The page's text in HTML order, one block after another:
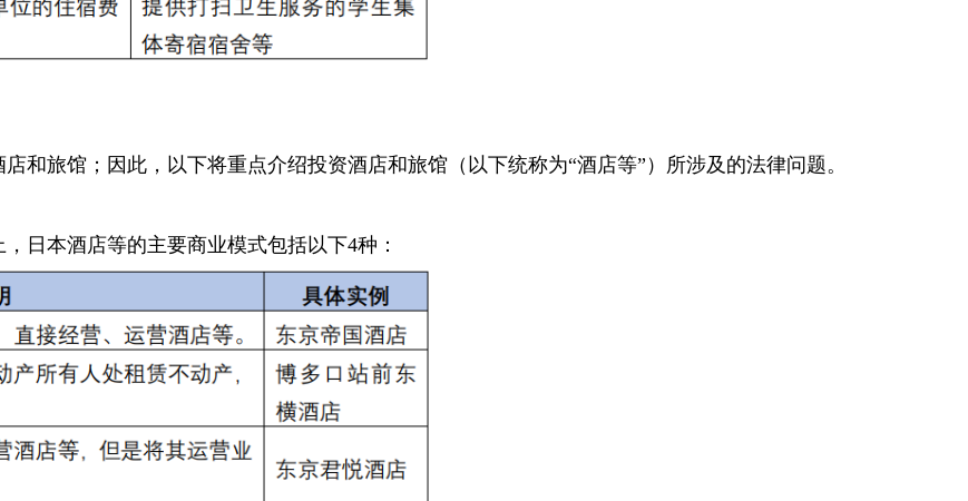
和旅馆；因此，以下将重点介绍投资酒店和旅馆（以下统称为“酒店等”）所涉及的法律问题。
日本酒店等的主要商业模式包括以下4种：